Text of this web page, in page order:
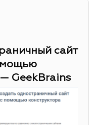
сайт
GeekBrains